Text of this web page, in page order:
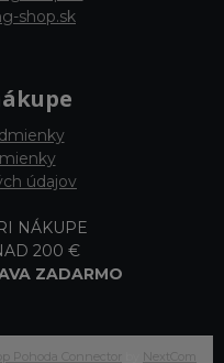
shop.sk
údajov
NÁKUPE
200 €
ZADARMO
Pohoda Connector NextCom